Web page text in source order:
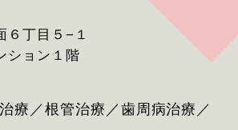
６丁目５−１
ション１階
療／根管治療／歯周病治療／